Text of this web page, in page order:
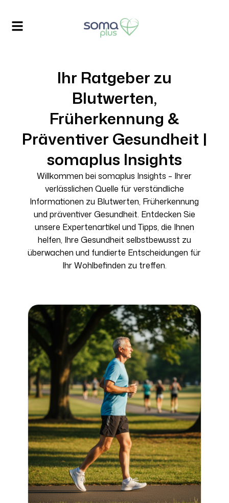
Ihr Ratgeber zu
Blutwerten,
Früherkennung &
Präventiver Gesundheit |
somaplus Insights
Willkommen bei somaplus Insights – Ihrer
verlässlichen Quelle fürverständliche
Informationen zu Blutwerten, Früherkennung
und präventiverGesundheit. Entdecken Sie
unsere Expertenartikel und Tipps, die Ihnen
helfen, Ihre Gesundheit selbstbewusst zu
überwachen und fundierte Entscheidungen für
Ihr Wohlbefinden zu treffen.